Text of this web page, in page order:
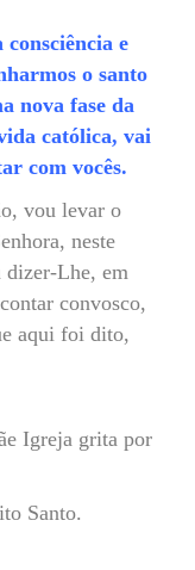
consciência e
o santo
nova fase da
católica, vai
com vocês.
vou levar o
neste
Lhe, em
convosco,
aqui foi dito,
Igreja grita por
Santo.